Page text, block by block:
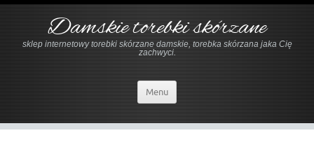
Damskie torebki skórzane
sklep internetowy torebki skórzane damskie, torebka skórzana jaka Cię
zachwyci.
Menu